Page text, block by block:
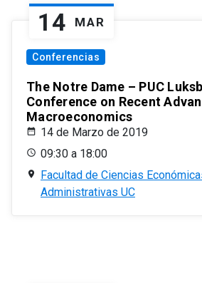
14 MAR
Conferencias
The Notre Dame – PUC
Conference on Recent
Macroeconomics
14 de Marzo de 2019
09:30 a 18:00
Facultad de Ciencias
Administrativas UC